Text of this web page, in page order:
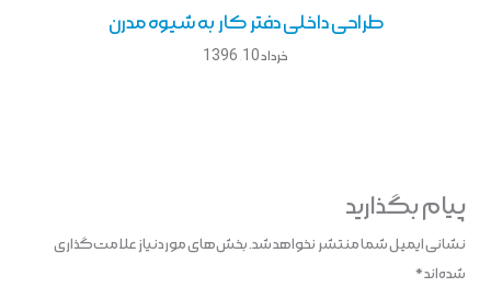
طراحی داخلی دفتر كار به شیوه مدرن
خرداد 10, 1396
پیام بگذارید
نشانی ایمیل شما منتشر نخواهد شد.بخش‌های موردنیاز علامت‌گذاری
شده‌اند*